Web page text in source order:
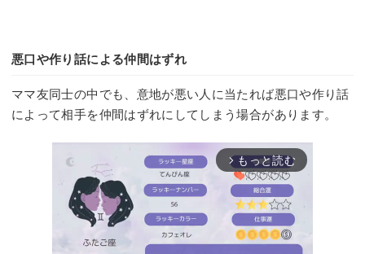
悪口や作り話による仲間はずれ
ママ友同士の中でも、意地が悪い人に当たれば悪口や作り話
によって相手を仲間はずれにしてしまう場合があります。
arrow_forward_ios もっと読む